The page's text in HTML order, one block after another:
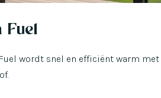
Fuel
wordt snel en efficiënt warm met